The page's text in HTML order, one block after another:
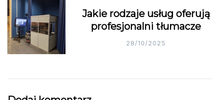
Jakie rodzaje usług oferują
profesjonalni tłumacze
28/10/2025